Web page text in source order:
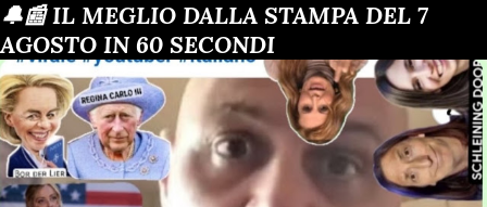
🔔📰 IL MEGLIO DALLA STAMPA DEL 7
AGOSTO IN 60 SECONDI